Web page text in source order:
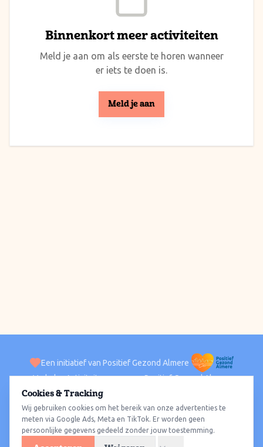
Binnenkort meer activiteiten
Meld je aan om als eerste te horen wanneer
er iets te doen is.
Meld je aan
Een initiatief van Positief Gezond Almere
VerhalenActiviteiten Positief Gezond Almere
ACTIVITEITEN PER WIJK
Alle wijkenAlmere HavenAlmere StadAlmere BuitenAlmere Poort
Almere HoutAlmere OosterwoldWat te doen
Cookies & Tracking
Wij gebruiken cookies om het bereik van onze advertenties te
meten via Google Ads, Meta en TikTok. Er worden geen
persoonlijke gegevens gedeeld zonder jouw toestemming.